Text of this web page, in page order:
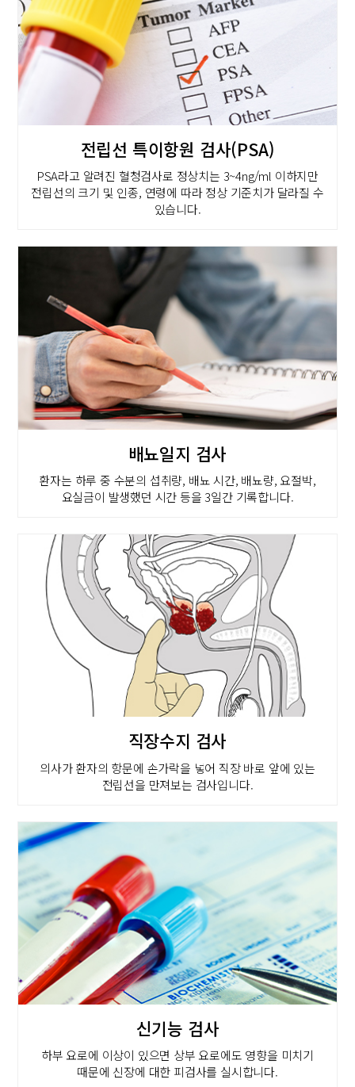
전립선 특이항원 검사(PSA)
PSA라고 알려진 혈청검사로 정상치는 3~4ng/ml 이하지만
전립선의 크기 및 인종, 연령에 따라 정상 기준치가 달라질 수
있습니다.
배뇨일지 검사
환자는 하루 중 수분의 섭취량, 배뇨 시간, 배뇨량, 요절박,
요실금이 발생했던 시간 등을 3일간 기록합니다.
직장수지 검사
의사가 환자의 항문에 손가락을 넣어 직장 바로 앞에 있는
전립선을 만져보는 검사입니다.
신기능 검사
하부 요로에 이상이 있으면 상부 요로에도 영향을 미치기
때문에 신장에 대한 피검사를 실시합니다.